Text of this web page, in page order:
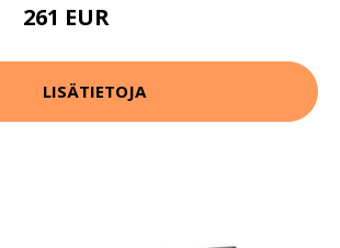
261 EUR
LISÄTIETOJA